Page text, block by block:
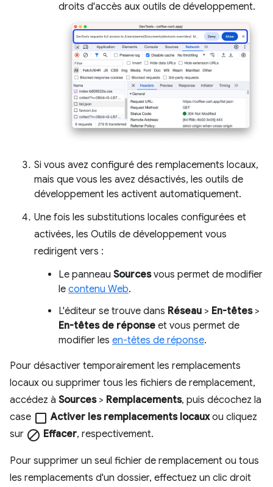
droits d'accès aux outils de développement.
Si vous avez configuré des remplacements locaux,
mais que vous les avez désactivés, les outils de
développement les activent automatiquement.
Une fois les substitutions locales configurées et
activées, les Outils de développement vous
redirigent vers :
Le panneau Sourcesvous permet de modifier
le contenu Web.
L'éditeur se trouve dans Réseau > En-têtes>
En-têtes de réponse et vous permet de
modifier les en-têtes de réponse.
Pour désactiver temporairement les remplacements
locaux ou supprimer tous les fichiers de remplacement,
accédez à Sources> Remplacements, puis décochez la
case check_box_outline_blank Activer les remplacements locauxou cliquez
sur block Effacer, respectivement.
Pour supprimer un seul fichier de remplacement ou tous
les remplacements d'un dossier, effectuez un clic droit